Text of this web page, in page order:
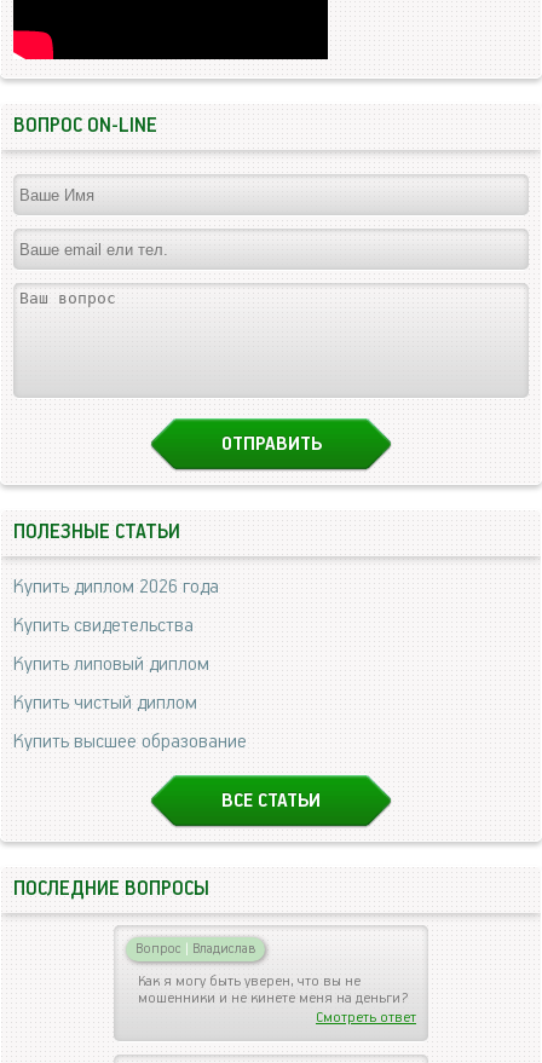
ВОПРОС ON-LINE
ПОЛЕЗНЫЕ СТАТЬИ
Купить диплом 2026 года
Купить свидетельства
Купить липовый диплом
Купить чистый диплом
Купить высшее образование
ВСЕ СТАТЬИ
ПОСЛЕДНИЕ ВОПРОСЫ
Вопрос | Владислав
Как я могу быть уверен, что вы не
мошенники и не кинете меня на деньги?
Смотреть ответ